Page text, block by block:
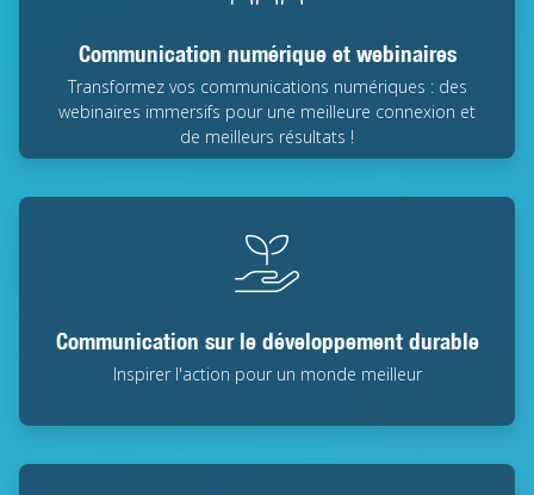
Communication numérique et webinaires
Transformez vos communications numériques : des
webinaires immersifs pour une meilleure connexion et
de meilleurs résultats !
Communication sur le développement durable
Inspirer l'action pour un monde meilleur